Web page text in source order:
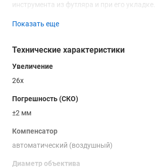
инструмента из футляра и при его
уровень, используемый для контроля
зеркало, заглублен относительно
Купить оптический нивелир STABILA OLS
получить консультацию специалистов вы
помощью формы обратной связи или
Показать еще
Технические характеристики
Увеличение
26x
Погрешность (СКО)
±2 мм
Компенсатор
автоматический (воздушный)
Диаметр объектива